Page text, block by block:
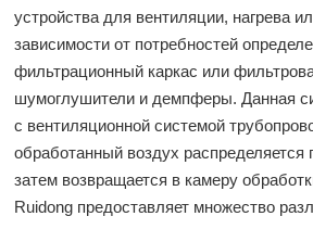
устройства для вентиляции, нагрева
зависимости от потребностей
фильтрационный каркас или
шумоглушители и демпферы. Данная
с вентиляционной системой
обработанный воздух
затем возвращается в камеру
Ruidong предоставляет множество